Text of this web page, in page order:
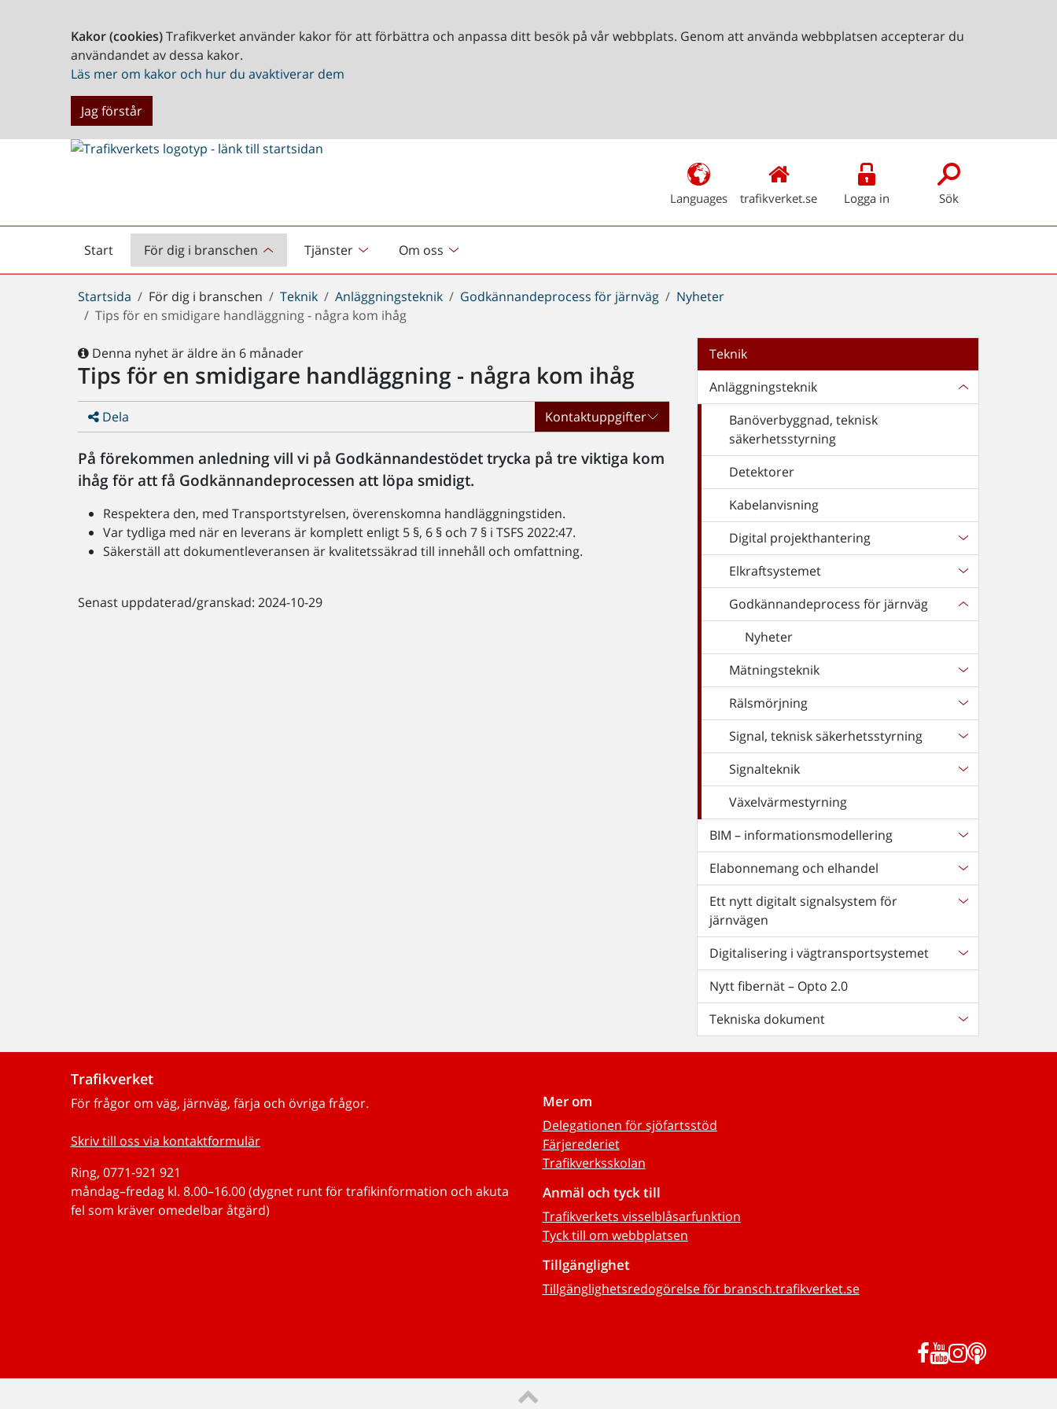
Kakor (cookies)Trafikverket använder kakor för att förbättra och anpassa ditt besök på vår webbplats. Genom att använda webbplatsen accepterar du
användandet av dessa kakor.
Läs mer om kakor och hur du avaktiverar dem
Jag förstår
Languages trafikverket.se Logga in Sök
Start
Startsida För dig i branschen Tjänster Om oss
Du
är
Startsida För dig i branschen Teknik Anläggningsteknik Godkännandeprocess för järnväg
Nyheter
Tips för en smidigare handläggning - några kom ihåg
Denna nyhet är äldre än 6 månader
Tips för en smidigare handläggning - några kom ihåg
Dela Kontaktuppgifter
På förekommen anledning vill vi på Godkännandestödet trycka på tre viktiga kom
ihåg för att få Godkännandeprocessen att löpa smidigt.
Respektera den, med Transportstyrelsen, överenskomna handläggningstiden.
Var tydliga med när en leverans är komplett enligt 5 §, 6 § och 7 § i TSFS 2022:47.
Säkerställ att dokumentleveransen är kvalitetssäkrad till innehåll och omfattning.
Senast uppdaterad/granskad: 2024-10-29
Teknik
Anläggningsteknik
Banöverbyggnad, teknisk
säkerhetsstyrning
Detektorer
Kabelanvisning
Digital projekthantering
Elkraftsystemet
Godkännandeprocess för järnväg
Nyheter
Mätningsteknik
Rälsmörjning
Signal, teknisk säkerhetsstyrning
Signalteknik
Växelvärmestyrning
BIM – informationsmodellering
Elabonnemang och elhandel
Ett nytt digitalt signalsystem för
järnvägen
Digitalisering i vägtransportsystemet
Nytt fibernät – Opto 2.0
Tekniska dokument
Trafikverket
För frågor om väg, järnväg, färja och övriga frågor.
Skriv till oss via kontaktformulär
Ring, 0771-921 921
måndag–fredag kl. 8.00–16.00 (dygnet runt för trafikinformation och akuta
fel som kräver omedelbar åtgärd)
Mer om
Delegationen för sjöfartsstöd
Färjerederiet
Trafikverksskolan
Anmäl och tyck till
Trafikverkets visselblåsarfunktion
Tyck till om webbplatsen
Tillgänglighet
Tillgänglighetsredogörelse för bransch.trafikverket.se
Facebook
YouTube
Instagram
Podd